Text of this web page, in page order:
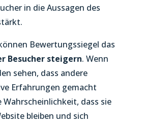
in die Aussagen des
Bewertungssiegel das
Besucher steigern. Wenn
sehen, dass andere
Erfahrungen gemacht
dass sie
bleiben und sich